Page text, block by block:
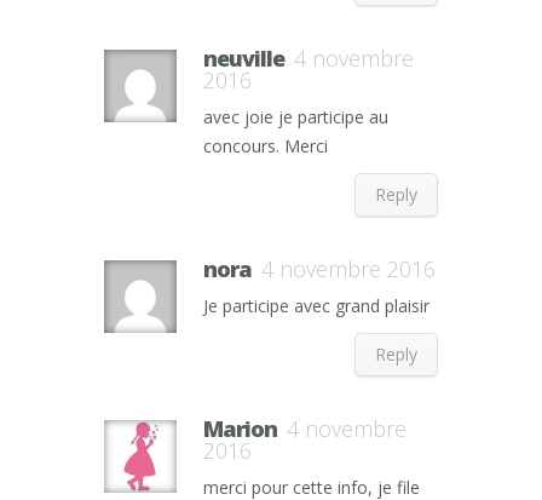
neuville 4 novembre
2016
avec joie je participe au
concours. Merci
Reply
nora 4 novembre 2016
Je participe avec grand plaisir
Reply
Marion 4 novembre
2016
merci pour cette info, je file